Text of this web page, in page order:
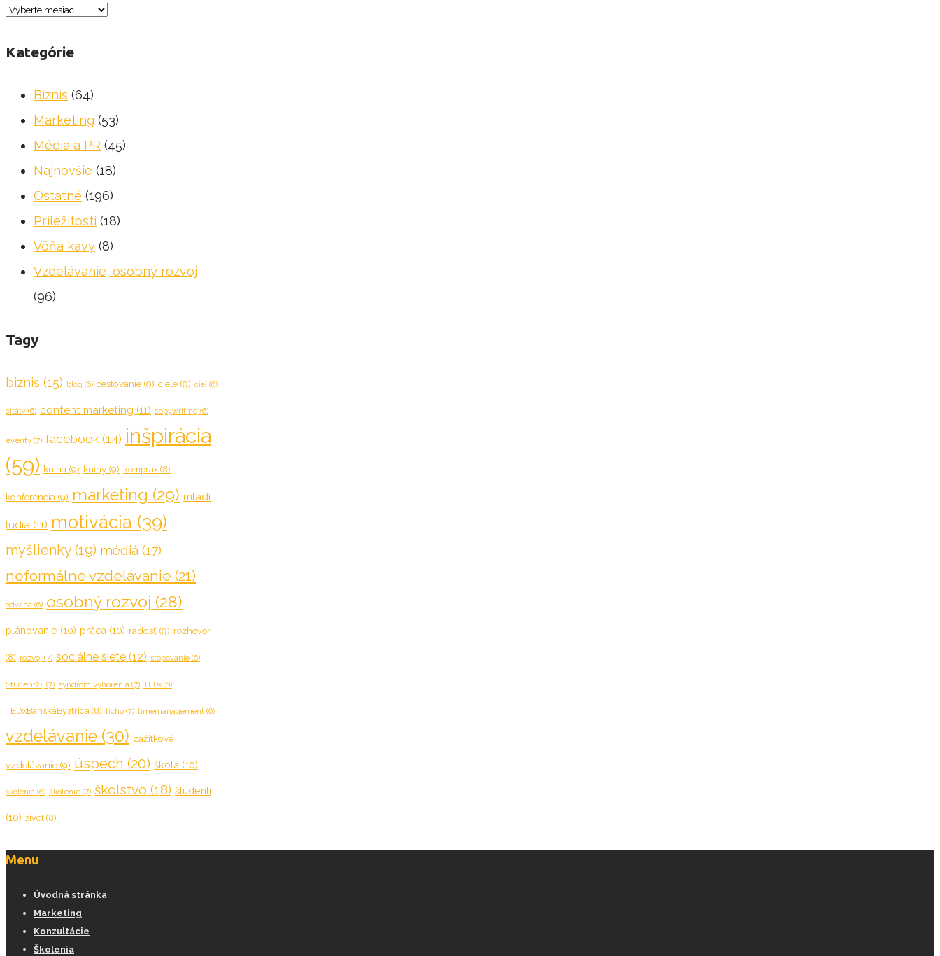
Archív
Kategórie
Biznis (64)
Marketing (53)
Média a PR (45)
Najnovšie (18)
Ostatné (196)
Príležitosti (18)
Vôňa kávy (8)
Vzdelávanie, osobný rozvoj
(96)
Tagy
biznis (15) blog (6) cestovanie (9) ciele (9) cieľ(6)
citáty (6) content marketing (11) copywriting (6)
eventy (7) facebook (14) inšpirácia
(59) kniha (9) knihy (9) komprax (8)
konferencia (9) marketing (29) mladí
ľudia (11) motivácia (39)
myšlienky (19) médiá (17)
neformálne vzdelávanie (21)
odvaha (6) osobný rozvoj (28)
plánovanie (10) práca (10) radosť (9) rozhovor
(8) rozvoj (7) sociálne siete (12) stopovanie (6)
Student24 (7) syndrom vyhorenia (7) TEDx (6)
TEDxBanskáBystrica (8) ticho (7) timemanagement (6)
vzdelávanie (30) zážitkové
vzdelávanie (9) úspech (20) škola (10)
školenia (6) školenie (7) školstvo (18) študenti
(10) život (8)
Menu
Úvodná stránka
Marketing
Konzultácie
Školenia